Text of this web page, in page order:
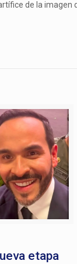
de la imagen
etapa